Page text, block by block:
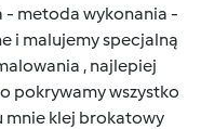
- metoda wykonania -
i malujemy specjalną
, najlepiej
pokrywamy wszystko
mnie klej brokatowy